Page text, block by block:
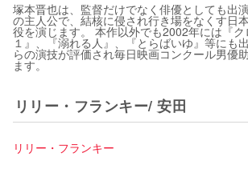
塚本晋也は、監督だけでなく俳優としても出
の主人公で、結核に侵され行き場をなくす日
役を演じます。 本作以外でも2002年には『
１』、『溺れる人』、『とらばいゆ』等にも
らの演技が評価され毎日映画コンクール男優
ます。
リリー・フランキー/ 安田
リリー・フランキー